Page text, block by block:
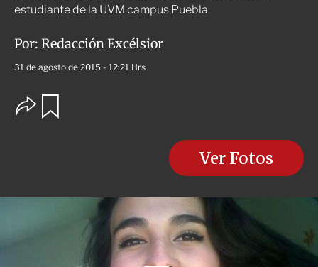
estudiante de la UVM campus Puebla
Por: Redacción Excélsior
31 de agosto de 2015 - 12:21 Hrs
O
p
s
Ver Fotos